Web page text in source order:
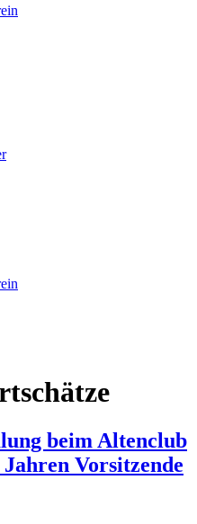
beim Altenclub
Vorsitzende